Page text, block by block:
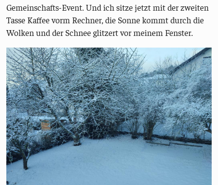
Gemeinschafts-Event. Und ich sitze jetzt mit der zweiten
Tasse Kaffee vorm Rechner, die Sonne kommt durch die
Wolken und der Schnee glitzert vor meinem Fenster.